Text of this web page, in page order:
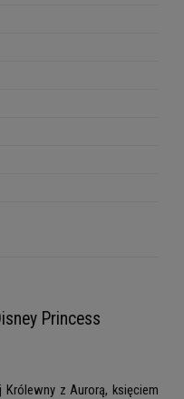
Princess
z Aurorą, księciem